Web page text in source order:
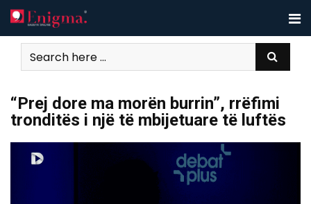
Skip
to
content
“Prej dore ma morën burrin”, rrëfimi
tronditës i një të mbijetuare të luftës